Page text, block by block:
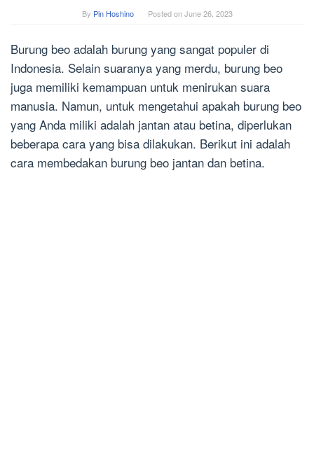
By Pin Hoshino Posted onJune 26, 2023
Burung beo adalah burung yang sangat populer di
Indonesia. Selain suaranya yang merdu, burung beo
juga memiliki kemampuan untuk menirukan suara
manusia. Namun, untuk mengetahui apakah burung beo
yang Anda miliki adalah jantan atau betina, diperlukan
beberapa cara yang bisa dilakukan. Berikut ini adalah
cara membedakan burung beo jantan dan betina.